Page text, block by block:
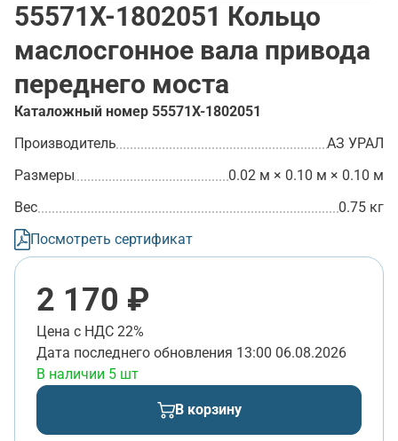
55571Х-1802051 Кольцо
маслосгонное вала привода
переднего моста
Каталожный номер 55571Х-1802051
Производитель
АЗ УРАЛ
Размеры
0.02 м × 0.10 м × 0.10 м
Вес
0.75 кг
Посмотреть сертификат
2 170 ₽
Цена с НДС 22%
Дата последнего обновления 13:00 06.08.2026
В наличии 5 шт
В корзину